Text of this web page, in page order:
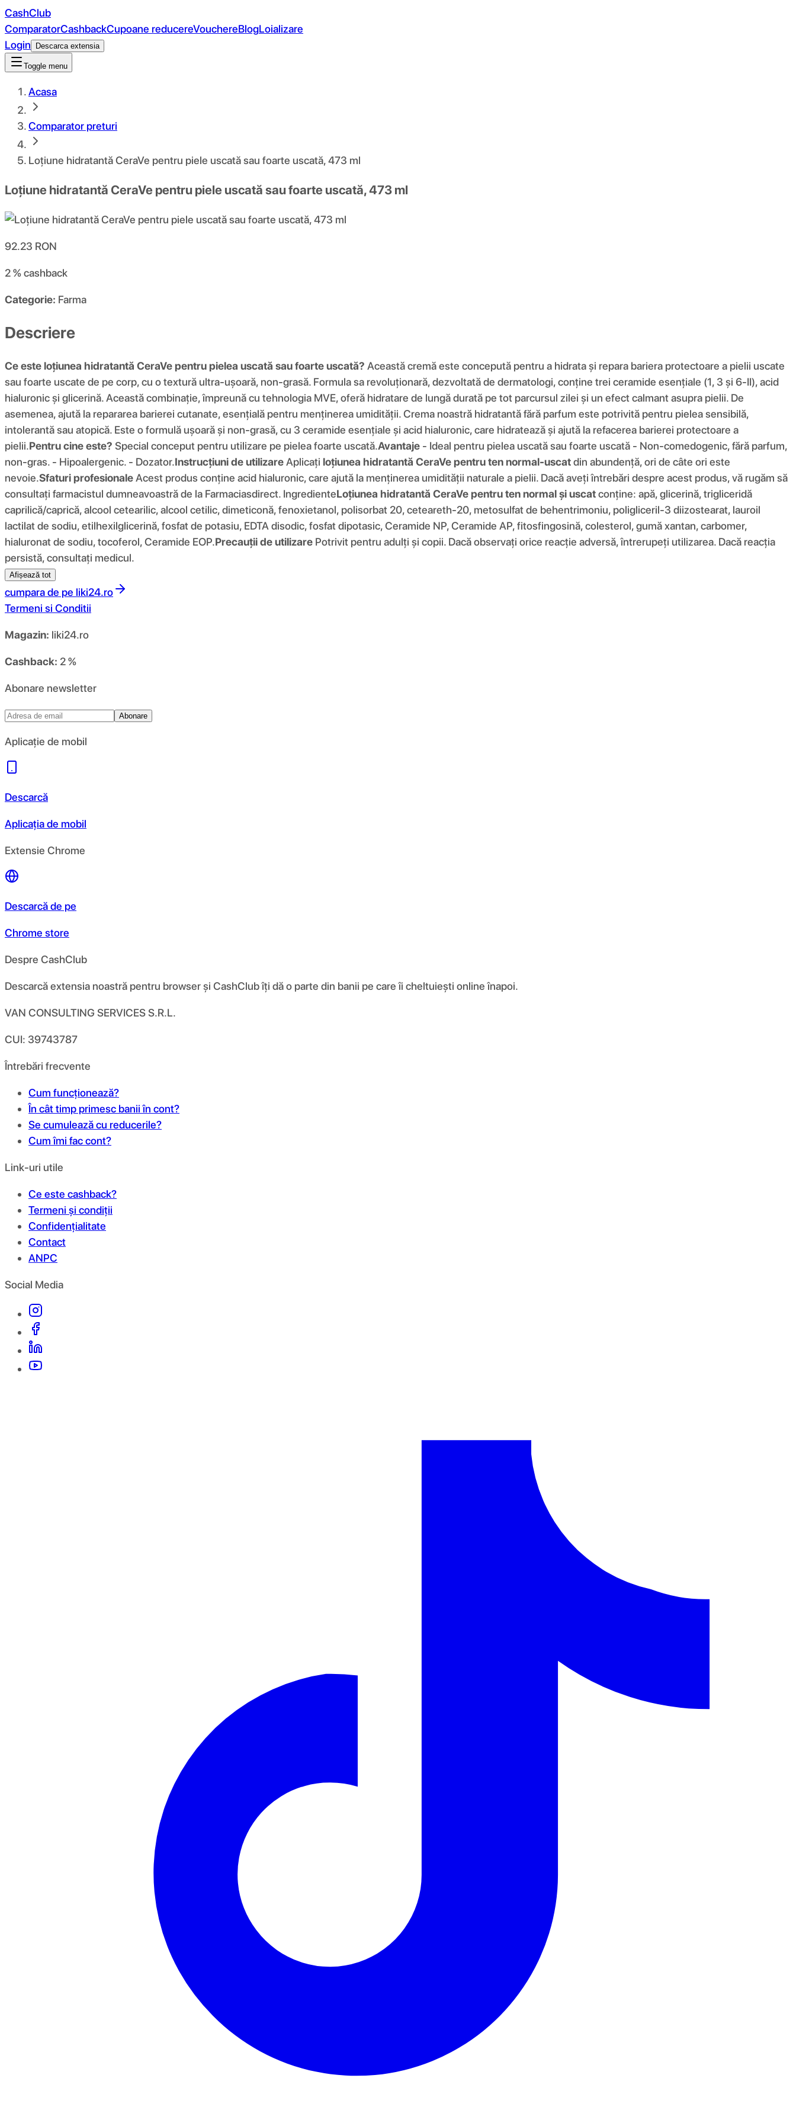
CashClub
ComparatorCashbackCupoane reducereVouchereBlogLoializare
Login
Descarca extensia
Toggle menu
Acasa
Comparator preturi
Loțiune hidratantă CeraVe pentru piele uscată sau foarte uscată, 473 ml
Loțiune hidratantă CeraVe pentru piele uscată sau foarte uscată, 473 ml
92.23 RON
2 %cashback
Categorie: Farma
Descriere
Ce este loțiunea hidratantă CeraVe pentru pielea uscată sau foarte uscată? Această cremă este concepută pentru a hidrata și repara bariera protectoare a pielii uscate
sau foarte uscate de pe corp, cu o textură ultra-ușoară, non-grasă. Formula sa revoluționară, dezvoltată de dermatologi, conține trei ceramide esențiale (1, 3 și 6-II), acid
hialuronic și glicerină. Această combinație, împreună cu tehnologia MVE, oferă hidratare de lungă durată pe tot parcursul zilei și un efect calmant asupra pielii. De
asemenea, ajută la repararea barierei cutanate, esențială pentru menținerea umidității. Crema noastră hidratantă fără parfum este potrivită pentru pielea sensibilă,
intolerantă sau atopică. Este o formulă ușoară și non-grasă, cu 3 ceramide esențiale și acid hialuronic, care hidratează și ajută la refacerea barierei protectoare a
pielii.Pentru cine este? Special conceput pentru utilizare pe pielea foarte uscată.Avantaje - Ideal pentru pielea uscată sau foarte uscată - Non-comedogenic, fără parfum,
non-gras. - Hipoalergenic. - Dozator.Instrucțiuni de utilizareAplicați loțiunea hidratantă CeraVe pentru ten normal-uscatdin abundență, ori de câte ori este
nevoie.Sfaturi profesionaleAcest produs conține acid hialuronic, care ajută la menținerea umidității naturale a pielii. Dacă aveți întrebări despre acest produs, vă rugăm să
consultați farmacistul dumneavoastră de la Farmaciasdirect. IngredienteLoțiunea hidratantă CeraVe pentru ten normal și uscatconține: apă, glicerină, trigliceridă
caprilică/caprică, alcool cetearilic, alcool cetilic, dimeticonă, fenoxietanol, polisorbat 20, ceteareth-20, metosulfat de behentrimoniu, poligliceril-3 diizostearat, lauroil
lactilat de sodiu, etilhexilglicerină, fosfat de potasiu, EDTA disodic, fosfat dipotasic, Ceramide NP, Ceramide AP, fitosfingosină, colesterol, gumă xantan, carbomer,
hialuronat de sodiu, tocoferol, Ceramide EOP.Precauții de utilizare Potrivit pentru adulți și copii. Dacă observați orice reacție adversă, întrerupeți utilizarea. Dacă reacția
persistă, consultați medicul.
Afișează tot
cumpara de pe liki24.ro
Termeni si Conditii
Magazin: liki24.ro
Cashback: 2 %
Abonare newsletter
Abonare
Aplicație de mobil
Descarcă
Aplicația de mobil
Extensie Chrome
Descarcă de pe
Chrome store
Despre CashClub
Descarcă extensia noastră pentru browser și CashClub îți dă o parte din banii pe care îi cheltuiești online înapoi.
VAN CONSULTING SERVICES S.R.L.
CUI: 39743787
Întrebări frecvente
Cum funcționează?
În cât timp primesc banii în cont?
Se cumulează cu reducerile?
Cum îmi fac cont?
Link-uri utile
Ce este cashback?
Termeni și condiții
Confidențialitate
Contact
ANPC
Social Media